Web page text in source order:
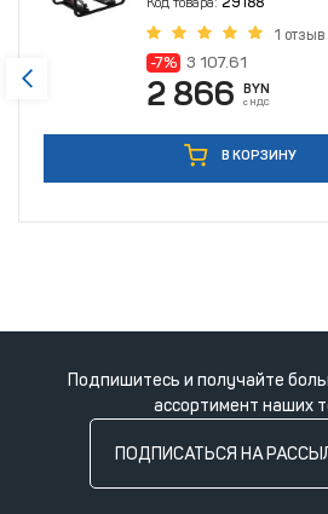
1 отзыв
-7% 3 107.61
2 866 BYN
с НДС
В КОРЗИНУ
Подпишитесь и получайте
ассортимент наших
ПОДПИСАТЬСЯ НА